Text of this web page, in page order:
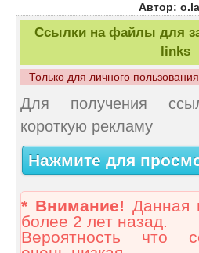
Автор:
Ссылки на файлы для
links
Только для личного
Для получения
короткую рекламу
Нажмите для
* Внимание! Данная
более 2 лет назад.
Вероятность что